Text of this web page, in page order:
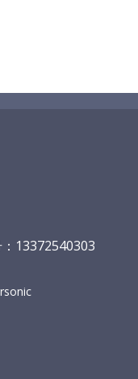
13372540303